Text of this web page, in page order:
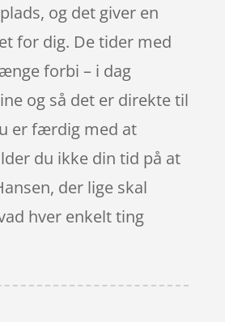
og det giver en
for dig. De tider med
forbi – i dag
og så det er direkte til
er færdig med at
du ikke din tid på at
der lige skal
hver enkelt ting